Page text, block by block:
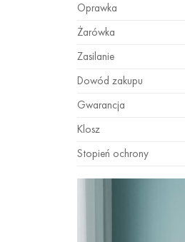
Oprawka
Żarówka
Zasilanie
Dowód zakupu
Gwarancja
Klosz
Stopień ochrony